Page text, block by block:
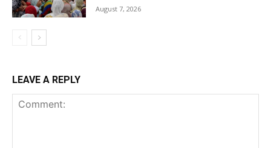
August 7, 2026
LEAVE A REPLY